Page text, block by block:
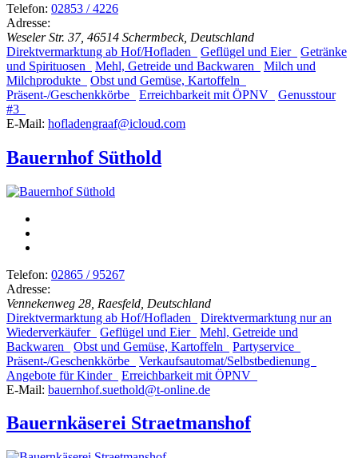
Telefon: 02853 / 4226
Adresse:
Weseler Str. 37, 46514 Schermbeck, Deutschland
Direktvermarktung ab Hof/Hofladen
Geflügel und Eier
Getränke
und Spirituosen
Mehl, Getreide und Backwaren
Milch und
Milchprodukte
Obst und Gemüse, Kartoffeln
Präsent-/Geschenkkörbe
Erreichbarkeit mit ÖPNV
Genusstour
#3
E-Mail: hofladengraaf@icloud.com
Bauernhof Süthold
Telefon: 02865 / 95267
Adresse:
Vennekenweg 28, Raesfeld, Deutschland
Direktvermarktung ab Hof/Hofladen
Direktvermarktung nur an
Wiederverkäufer
Geflügel und Eier
Mehl, Getreide und
Backwaren
Obst und Gemüse, Kartoffeln
Partyservice
Präsent-/Geschenkkörbe
Verkaufsautomat/Selbstbedienung
Angebote für Kinder
Erreichbarkeit mit ÖPNV
E-Mail: bauernhof.suethold@t-online.de
Bauernkäserei Straetmanshof